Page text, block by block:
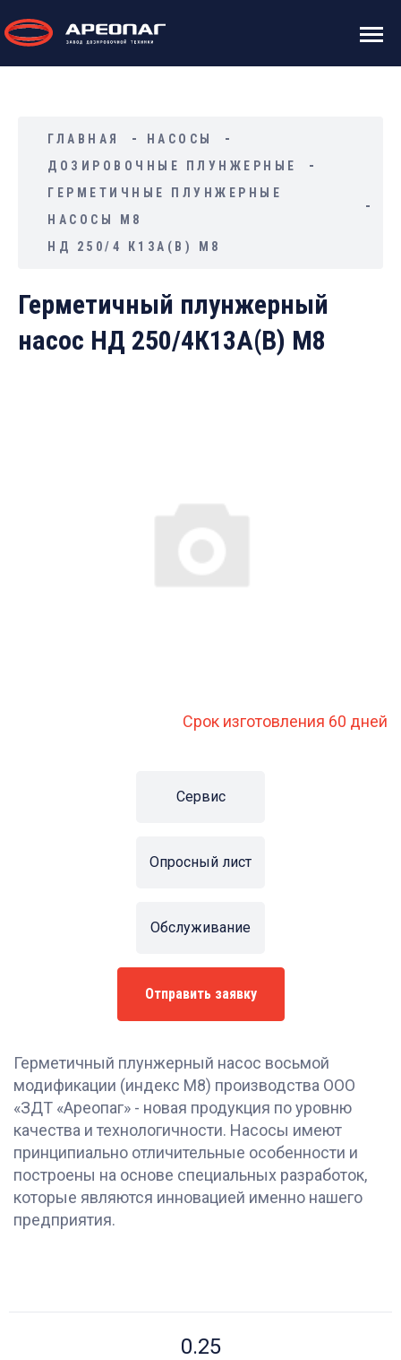
ГЛАВНАЯ
НАСОСЫ
ДОЗИРОВОЧНЫЕ ПЛУНЖЕРНЫЕ
ГЕРМЕТИЧНЫЕ ПЛУНЖЕРНЫЕ
НАСОСЫ М8
НД 250/4 К13А(В) М8
Герметичный плунжерный
насос НД 250/4К13А(В) М8
Срок изготовления 60 дней
Сервис
Опросный лист
Обслуживание
Отправить заявку
Герметичный плунжерный насос восьмой
модификации (индекс М8) производства ООО
«ЗДТ «Ареопаг» - новая продукция по уровню
качества и технологичности. Насосы имеют
принципиально отличительные особенности и
построены на основе специальных разработок,
которые являются инновацией именно нашего
предприятия.
0.25